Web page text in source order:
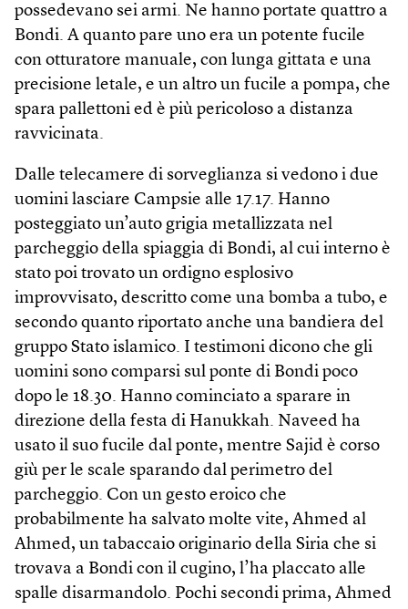
possedevano sei armi. Ne hanno portate quattro a
Bondi. A quanto pare uno era un potente fucile
con otturatore manuale, con lunga gittata e una
precisione letale, e un altro un fucile a pompa, che
spara pallettoni ed è più pericoloso a distanza
ravvicinata.
Dalle telecamere di sorveglianza si vedono i due
uomini lasciare Campsie alle 17.17. Hanno
posteggiato un’auto grigia metallizzata nel
parcheggio della spiaggia di Bondi, al cui interno è
stato poi trovato un ordigno esplosivo
improvvisato, descritto come una bomba a tubo, e
secondo quanto riportato anche una bandiera del
gruppo Stato islamico. I testimoni dicono che gli
uomini sono comparsi sul ponte di Bondi poco
dopo le 18.30. Hanno cominciato a sparare in
direzione della festa di Hanukkah. Naveed ha
usato il suo fucile dal ponte, mentre Sajid è corso
giù per le scale sparando dal perimetro del
parcheggio. Con un gesto eroico che
probabilmente ha salvato molte vite, Ahmed al
Ahmed, un tabaccaio originario della Siria che si
trovava a Bondi con il cugino, l’ha placcato alle
spalle disarmandolo. Pochi secondi prima, Ahmed